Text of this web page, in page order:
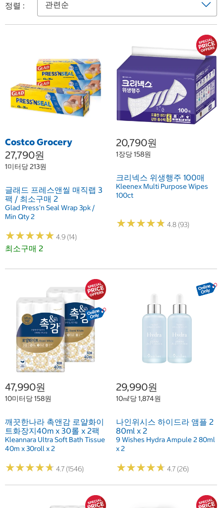
정렬 :
Costco Grocery
27,790원
1미터당 213원
글래드 프레스앤씰 매직랩 3
팩 / 최소구매 2
Glad Press'n Seal Wrap 3pk /
Min Qty 2
★★★★★
★★★★★ 4.9 (14)
최소구매 2
20,790원
1장당 158원
크리넥스 위생행주 100매
Kleenex Multi Purpose Wipes
100ct
★★★★★
★★★★★ 4.8 (93)
47,990원
10미터당 158원
깨끗한나라 촉앤감 로얄화이
트화장지40m x 30롤 x 2팩
Kleannara Ultra Soft Bath Tissue
40m x 30roll x 2
★★★★★
★★★★★ 4.7 (1546)
29,990원
10㎖당 1,874원
나인위시스 하이드라 앰플 2
80ml x 2
9 Wishes Hydra Ampule 2 80ml
x 2
★★★★★
★★★★★ 4.7 (26)